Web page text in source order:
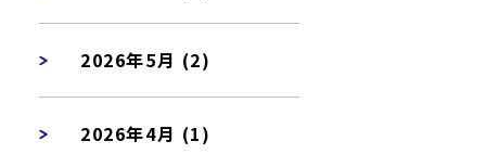
2026年5月 (2)
2026年4月 (1)